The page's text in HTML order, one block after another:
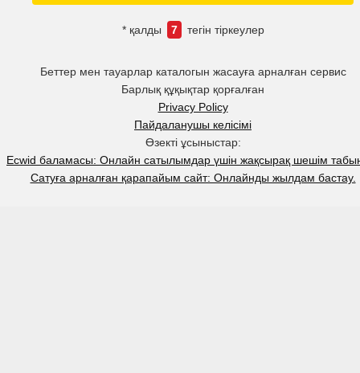
* қалды 7 тегін тіркеулер
Беттер мен тауарлар каталогын жасауға арналған сервис
Барлық құқықтар қорғалған
Privacy Policy
Пайдаланушы келісімі
Өзекті ұсыныстар:
Ecwid баламасы: Онлайн сатылымдар үшін жақсырақ шешім
Сатуға арналған қарапайым сайт: Онлайнды жылдам бастау.